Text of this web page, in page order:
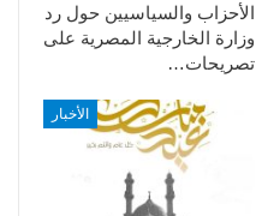
الأحزاب والسياسيين حول رد
وزارة الخارجية المصرية على
تصريحات…
الأخبار